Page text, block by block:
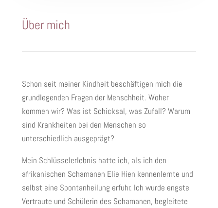
Über mich
Schon seit meiner Kindheit beschäftigen mich die
grundlegenden Fragen der Menschheit. Woher
kommen wir? Was ist Schicksal, was Zufall? Warum
sind Krankheiten bei den Menschen so
unterschiedlich ausgeprägt?
Mein Schlüsselerlebnis hatte ich, als ich den
afrikanischen Schamanen Elie Hien kennenlernte und
selbst eine Spontanheilung erfuhr. Ich wurde engste
Vertraute und Schülerin des Schamanen, begleitete